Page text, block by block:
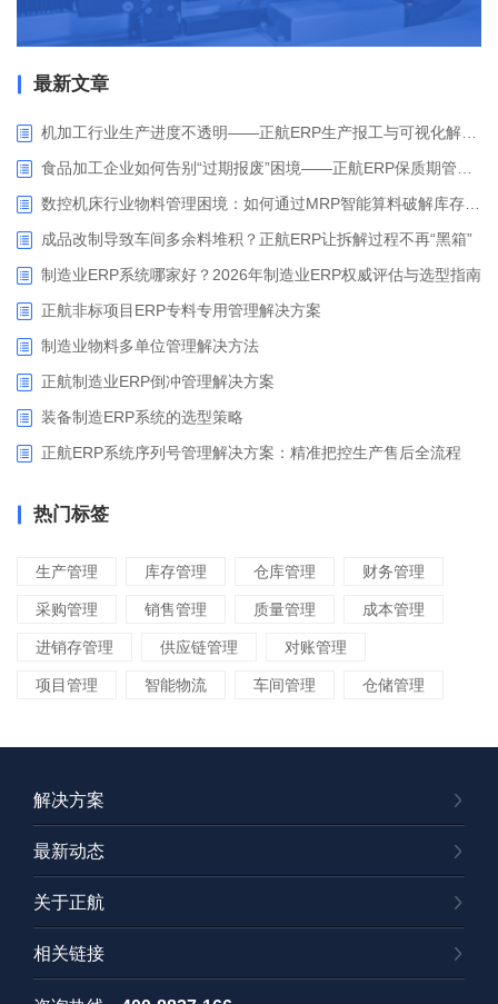
最新文章
成品改制导致车间多余料堆积？正航ERP让拆解过程不再“黑箱”
制造业ERP系统哪家好？2026年制造业ERP权威评估与选型指南
正航非标项目ERP专料专用管理解决方案
制造业物料多单位管理解决方法
正航制造业ERP倒冲管理解决方案
装备制造ERP系统的选型策略
正航ERP系统序列号管理解决方案：精准把控生产售后全流程
热门标签
生产管理 库存管理 仓库管理 财务管理
采购管理 销售管理 质量管理 成本管理
进销存管理 供应链管理 对账管理
项目管理 智能物流 车间管理 仓储管理
解决方案
最新动态
关于正航
相关链接